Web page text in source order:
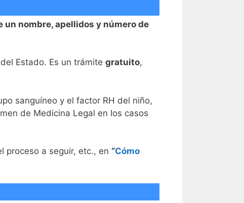
nombre, apellidos y número de
Estado. Es un trámite gratuito,
sanguíneo y el factor RH del niño,
de Medicina Legal en los casos
proceso a seguir, etc., en “Cómo